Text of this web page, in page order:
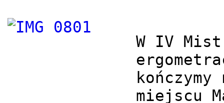
W IV
miejscu